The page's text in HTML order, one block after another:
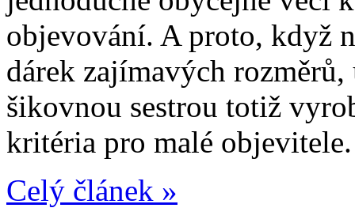
objevování. A proto, když
dárek zajímavých
šikovnou sestrou totiž
kritéria pro malé objevitele.
Celý článek »